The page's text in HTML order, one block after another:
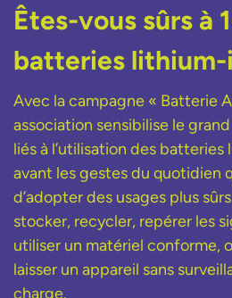
Êtes-vous sûrs à
batteries lithium-
Avec la campagne « Batterie
association sensibilise le
liés à l’utilisation des
avant les gestes du quotidien
d’adopter des usages plus
stocker, recycler, repérer les
utiliser un matériel conforme,
laisser un appareil sans
charge.